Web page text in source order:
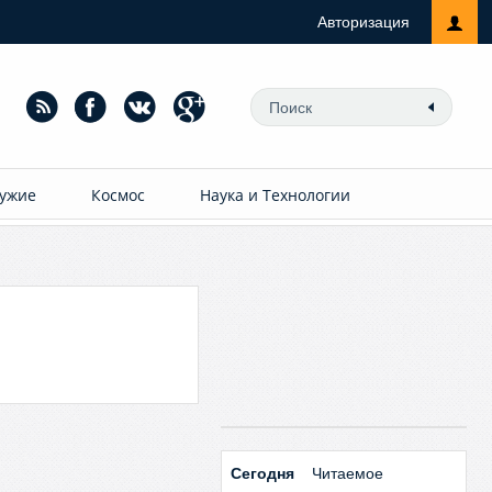
Авторизация
Космос Наука и Технологии
Сегодня Читаемое